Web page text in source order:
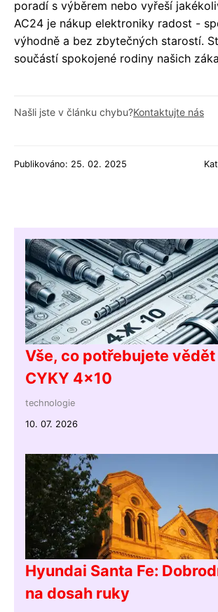
poradí s výběrem nebo vyřeší
AC24 je nákup elektroniky radost -
výhodně a bez zbytečných starostí.
součástí spokojené rodiny našich
Našli jste v článku chybu?Kontaktujte nás
Publikováno: 25. 02. 2025
Vše, co potřebujete
CYKY 4x10
technologie
10. 07. 2026
Hyundai Santa Fe:
na dosah ruky